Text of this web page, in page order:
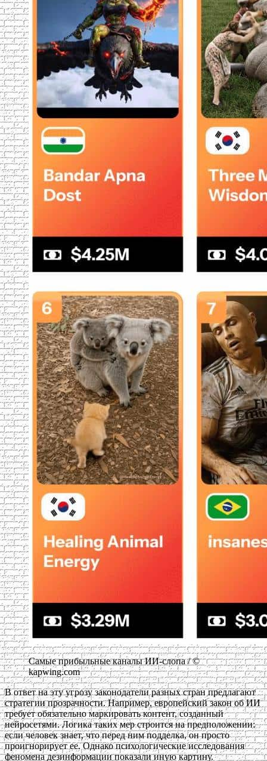
Самые прибыльные каналы ИИ-слопа / ©
kapwing.com
В ответ на эту угрозу законодатели разных стран предлагают
стратегии прозрачности. Например, европейский закон об ИИ
требует обязательно маркировать контент, созданный
нейросетями. Логика таких мер строится на предположении:
если человек знает, что перед ним подделка, он просто
проигнорирует ее. Однако психологические исследования
феномена дезинформации показали иную картину.